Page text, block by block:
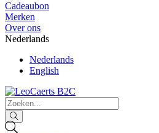
Cadeaubon
Merken
Over ons
Nederlands
Nederlands
English